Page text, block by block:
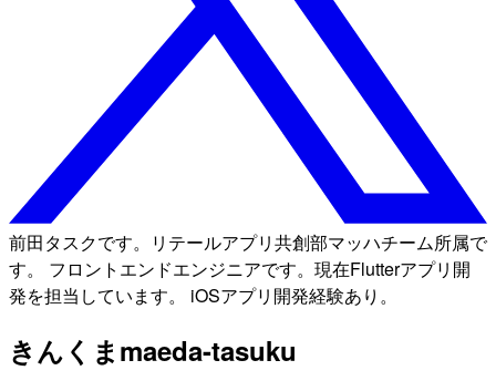
前田タスクです。リテールアプリ共創部マッハチーム所属で
す。 フロントエンドエンジニアです。現在Flutterアプリ開
発を担当しています。 iOSアプリ開発経験あり。
きんくまmaeda-tasuku